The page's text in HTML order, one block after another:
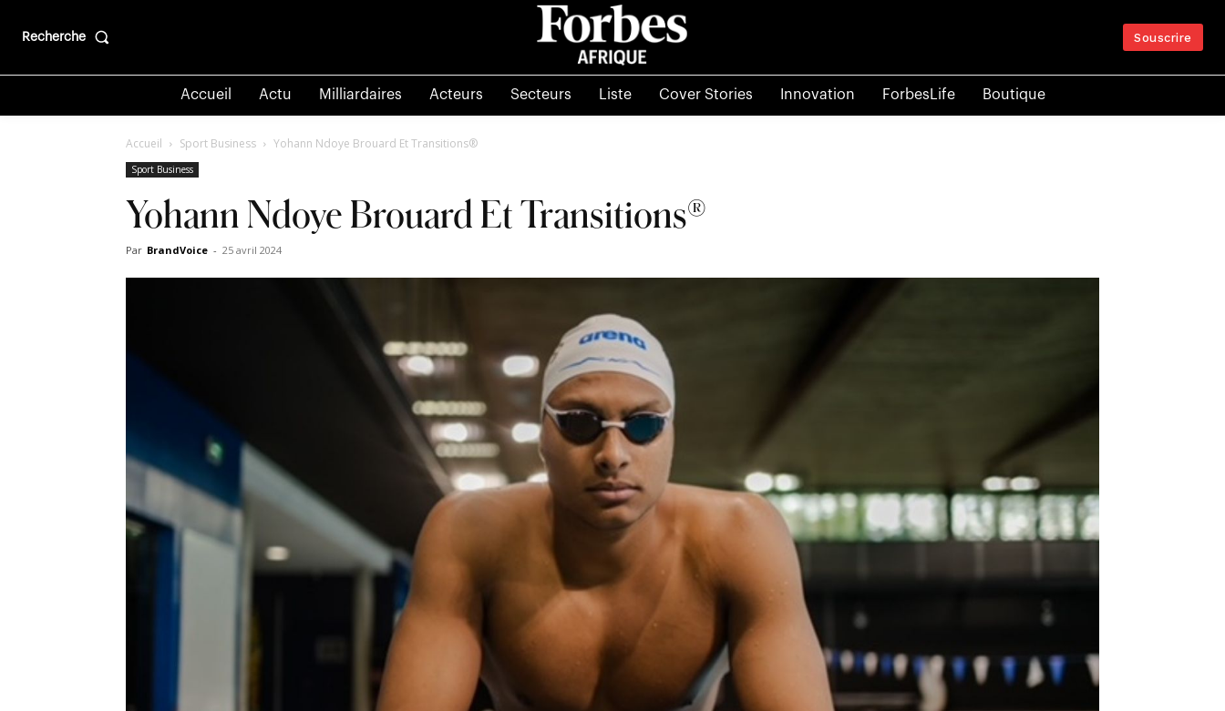
Recherche Souscrire
Accueil Actu Milliardaires Acteurs Secteurs Liste Cover Stories Innovation ForbesLife Boutique
Accueil Sport Business Yohann Ndoye Brouard Et Transitions®
Sport Business
Yohann Ndoye Brouard Et Transitions®
Par BrandVoice - 25 avril 2024